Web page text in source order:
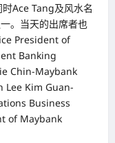
Ace Tang及风水名
。当天的出席者也
President of
Banking
Chin-Maybank
Lee Kim Guan-
Business
of Maybank